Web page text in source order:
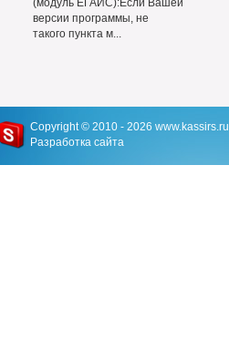
(модуль ЕГАИС):Если Вашей
версии программы, не
такого пункта м...
Copyright © 2010 - 2026 www.kassirs.ru
Разработка сайта